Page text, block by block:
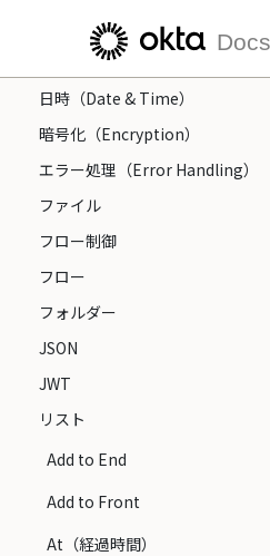
メインコンテンツにスキップ
Docs
APIコネクター
分岐（Branching）
日時（Date & Time）
暗号化（Encryption）
エラー処理（Error Handling）
ファイル
フロー制御
フロー
フォルダー
JSON
JWT
リスト
Add to End
Add to Front
At（経過時間）